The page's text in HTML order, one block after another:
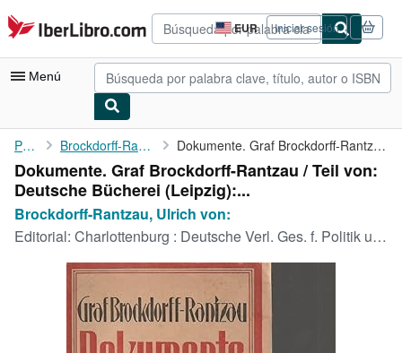
Pasar al contenido principal
IberLibro.com EUR
Preferencias
de
compra
del
Iniciar sesión
Menú
Mi cuenta
Consultar mis pedidos
Búsqueda avanzada
Colecciones
Libros antiguos
Arte y coleccionismo
Vendedores
Portada Brockdorff-Rantzau, Ulrich von: Dokumente. Graf Brockdorff-Rantzau / Teil von: Deutsche Bücherei...
Dokumente. Graf Brockdorff-Rantzau / Teil von:
Deutsche Bücherei (Leipzig):...
Brockdorff-Rantzau, Ulrich von:
Editorial: Charlottenburg : Deutsche Verl. Ges. f. Politik u. Gesch., 1920